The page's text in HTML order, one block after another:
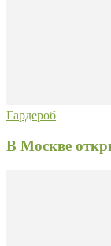
Гардероб
В Москве